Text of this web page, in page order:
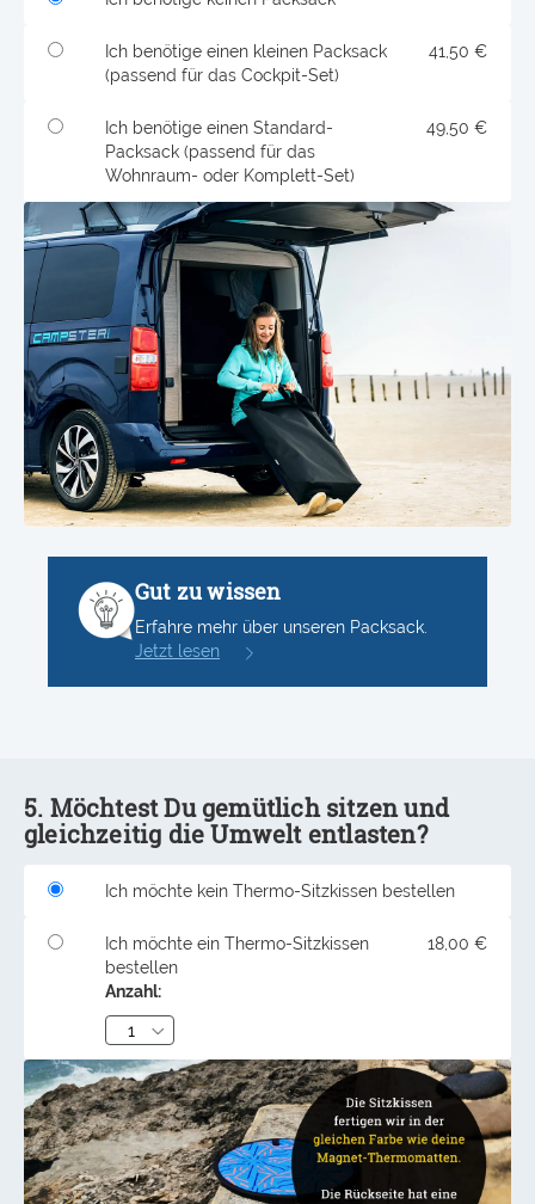
Ich benötige einen kleinen Packsack
(passend für das Cockpit-Set)
41,50 €
Ich benötige einen Standard-
Packsack (passend für das
Wohnraum- oder Komplett-Set)
49,50 €
Gut zu wissen
Erfahre mehr über unseren Packsack.
Jetzt lesen
5. Möchtest Du gemütlich sitzen und
gleichzeitig die Umwelt entlasten?
Ich möchte kein Thermo-Sitzkissen bestellen
Ich möchte ein Thermo-Sitzkissen
bestellen
Anzahl:
18,00 €